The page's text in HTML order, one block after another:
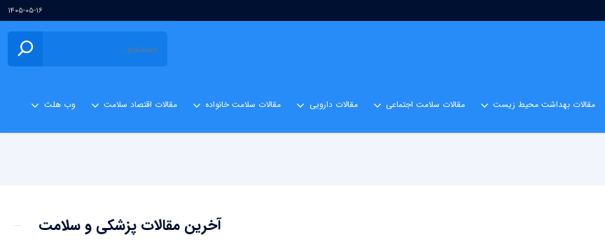
۱۴۰۵-۰۵-۱۶
مقالات بهداشت محیط زیست مقالات سلامت اجتماعی مقالات دارویی مقالات سلامت خانواده مقالات اقتصاد سلامت وب هلث
آخرین مقالات پزشکی و سلامت